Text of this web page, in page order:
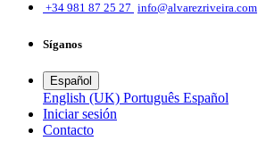
+34 981 87 25 27 info@alvarezriveira.com
Síganos
Español
English (UK) Português Español
Iniciar sesión
​Contacto